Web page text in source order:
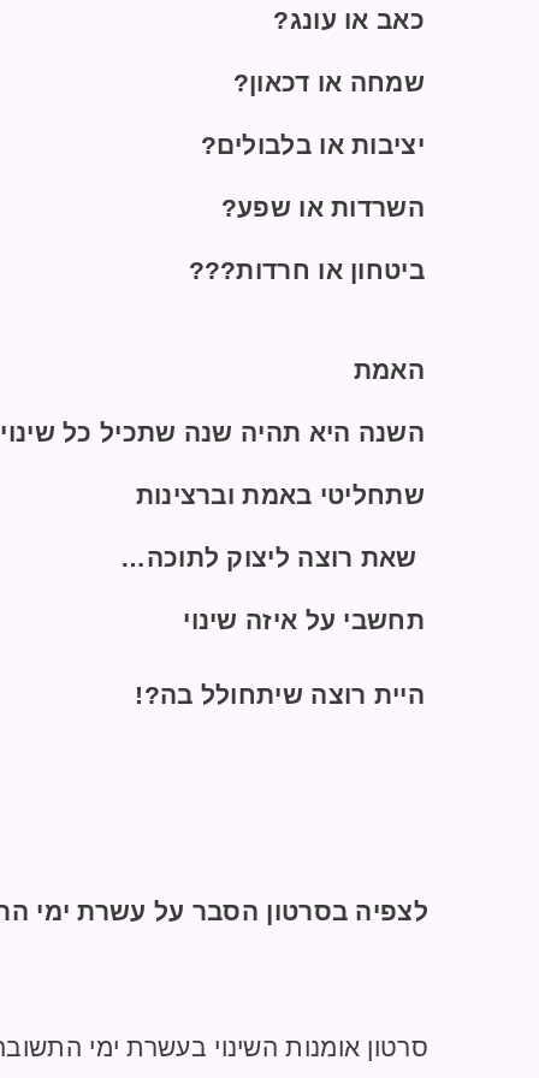
כאב או עונג?
שמחה או דכאון?
יציבות או בלבולים?
השרדות או שפע?
ביטחון או חרדות???
האמת
השנה היא תהיה שנה שתכיל כל שינוי
שתחליטי באמת וברצינות
שאת רוצה ליצוק לתוכה…
תחשבי על איזה שינוי
היית רוצה שיתחולל בה?!
לצפיה בסרטון הסבר על עשרת ימי
סרטון אומנות השינוי בעשרת ימי